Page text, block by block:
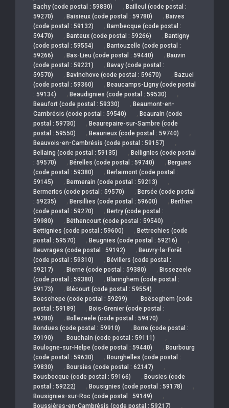
Bachy (code postal : 59830) , Bailleul (code postal :
59270)
, Baisieux (code postal : 59780) , Baives
(code postal : 59132)
, Bambecque (code postal :
59470)
, Banteux (code postal : 59266) , Bantigny
(code postal : 59554)
, Bantouzelle (code postal :
59266)
, Bas-Lieu (code postal : 59440) , Bauvin
(code postal : 59221)
, Bavay (code postal :
59570)
, Bavinchove (code postal : 59670) , Bazuel
(code postal : 59360)
, Beaucamps-Ligny (code postal
: 59134)
, Beaudignies (code postal : 59530) ,
Beaufort (code postal : 59330) , Beaumont-en-
Cambrésis (code postal : 59540)
, Beaurain (code
postal : 59730)
, Beaurepaire-sur-Sambre (code
postal : 59550)
, Beaurieux (code postal : 59740) ,
Beauvois-en-Cambrésis (code postal : 59157) ,
Bellaing (code postal : 59135) , Bellignies (code postal
: 59570)
, Bérelles (code postal : 59740) , Bergues
(code postal : 59380)
, Berlaimont (code postal :
59145)
, Bermerain (code postal : 59213) ,
Bermeries (code postal : 59570) , Bersée (code postal
: 59235)
, Bersillies (code postal : 59600) , Berthen
(code postal : 59270)
, Bertry (code postal :
59980)
, Béthencourt (code postal : 59540) ,
Bettignies (code postal : 59600) , Bettrechies (code
postal : 59570)
, Beugnies (code postal : 59216) ,
Beuvrages (code postal : 59192) , Beuvry-la-Forêt
(code postal : 59310)
, Bévillers (code postal :
59217)
, Bierne (code postal : 59380) , Bissezeele
(code postal : 59380)
, Blaringhem (code postal :
59173)
, Blécourt (code postal : 59554) ,
Boeschepe (code postal : 59299) , Boëseghem (code
postal : 59189)
, Bois-Grenier (code postal :
59280)
, Bollezeele (code postal : 59470) ,
Bondues (code postal : 59910) , Borre (code postal :
59190)
, Bouchain (code postal : 59111) ,
Boulogne-sur-Helpe (code postal : 59440) , Bourbourg
(code postal : 59630)
, Bourghelles (code postal :
59830)
, Boursies (code postal : 62147) ,
Bousbecque (code postal : 59166) , Bousies (code
postal : 59222)
, Bousignies (code postal : 59178) ,
Bousignies-sur-Roc (code postal : 59149) ,
Boussières-en-Cambrésis (code postal : 59217) ,